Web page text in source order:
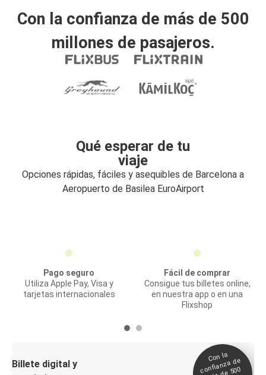
Con la confianza de más de 500
millones de pasajeros.
Qué esperar de tu
viaje
Opciones rápidas, fáciles y asequibles de Barcelona a
Aeropuerto de Basilea EuroAirport
Pago seguro
Utiliza Apple Pay, Visa y
tarjetas internacionales
Fácil de comprar
Consigue tus billetes online,
en nuestra app o en una
Flixshop
Billete digital y
Con la
confianza de